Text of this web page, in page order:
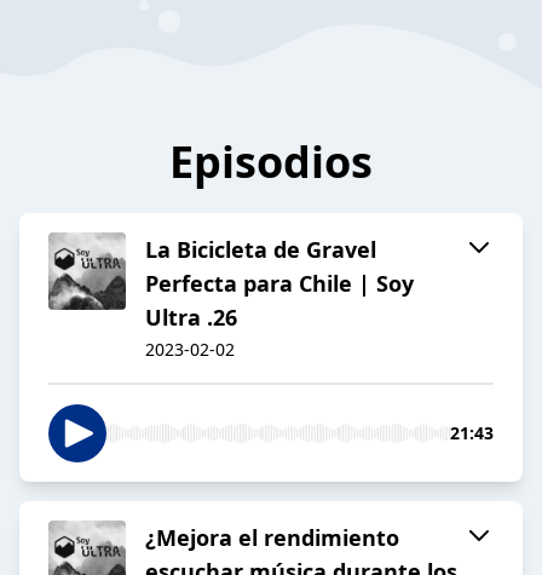
Episodios
La Bicicleta de Gravel
Perfecta para Chile | Soy
Ultra .26
2023-02-02
21:43
¿Mejora el rendimiento